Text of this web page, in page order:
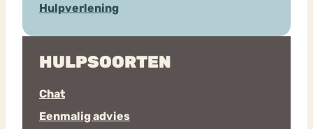
Hulpverlening
HULPSOORTEN
Chat
Eenmalig advies